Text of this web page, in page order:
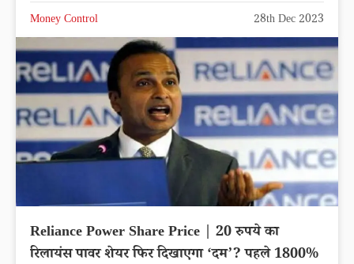
Money Control 28th Dec 2023
Reliance Power Share Price | 20 रुपये का
रिलायंस पावर शेयर फिर दिखाएगा ‘दम’? पहले 1800%